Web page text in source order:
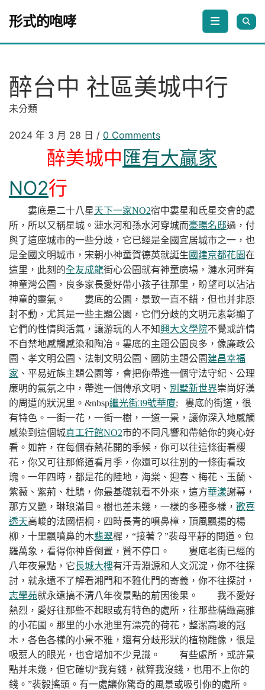
形式的咆哮
醉台中 社區美城中行
未分類
2024 年 3 月 28 日 / 0 Comments
醉美城中 匯有大贏家
NO2行
婁底是二十八星天下一家NO2宿中婁星和氐星交會的處
所，所以又稱星城。漣水河和孫水河穿城而豪暘名邸過，付
與了這座城市的一些分歧，它已經是全國宜居城市之一，也
是全國文明城市，宋朝小神童賀德英就誕生 國建京都花園在
這里，此刻的全友成龍街心公園就有神童廣場，漣水河畔有
神童灣公園，良多家長愛好帶小孩子往那里，盼望可以沾沾
神童的靈氣。
婁底的公園，景致一直不錯，但也并非原
封不動，尤其是一些主題公園，它們分歧的文明元素彰顯了
它們的性情與活氣，讓游玩的人不知興大文學院不覺或許情
不自禁地感觸感染和陶冶。婁底的主題公園良多，像廉政公
園、孝文明公園、法制文明公園、國防主題公園 建昌幸福
家 、平易近族主題公園等，會把你帶進一個守法守紀、公理
廉明的氣氛之中，帶進一個傳承文明、 別墅新世界崇尚好漢
的周遭的狀況里。 &nbsp繼光街39號華廈; 婁底的街道，很
有特色。一街一花，一街一樹，一道一景，讓你深入地感觸
感染到這個城真工行館NO2市的不同凡響和帶給你的爽心好
看。如許，在每個春熱花開的季候，你可以往這條街看櫻
花，你又可往那條道看月季，你還可以往別的一條街看玫
瑰。一年四時，都是花的陸地，海棠、迎春、梅花、玉蘭、
紫薇、紫荊、杜鵑，你最基礎就看不外來，這方華漾謝幕，
那方又艷，琳琅滿目。樹也差未幾，一樣的多種多樣， 歡喜
透天高峻的法國梧桐，四時長青的噴鼻樟，頂風飄揚的楊
柳，十里飄噴鼻的木翡翠樨，“接著？”裴母平靜的問道。包
羅萬象，看得你神昏倒置，贊不停口。
婁底老街已經的
八年夜景點，它長城大樓有汗青淵源和人文沉淀，你不往探
討，就永遠不了解看湘門和不雅化門的寄義，你不往探討，
志學苑就永遠搞不清八年夜景點的前因後果。
我不愛好
熱烈，愛好往那些不起眼或有特色的處所，往那些精緻高雅
的小花圃。那里的小水池里有漂亮的荷花，整潔高峻的冠
木，各色各樣的小景不雅，還有分歧形狀的植物雕像，很是
吸惹人的眼光，也會增加不少見識。
有些處所，或許景
點并未幾，但它確切“我有錢，就算我沒錢，也用不上你的
錢。”裴毅搖頭。有一處讓你驚奇的風景或吸引你的處所。